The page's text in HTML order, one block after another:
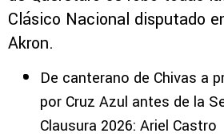
Clásico Nacional disputado
Akron.
De canterano de Chivas a
por Cruz Azul antes de la
Clausura 2026: Ariel Castro